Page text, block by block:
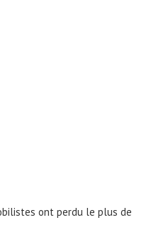
ont perdu le plus de